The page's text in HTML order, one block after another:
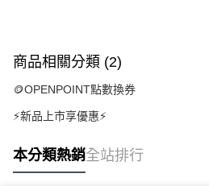
商品相關分類 (2)
🪙OPENPOINT點數換券
⚡新品上市享優惠⚡
本分類熱銷全站排行